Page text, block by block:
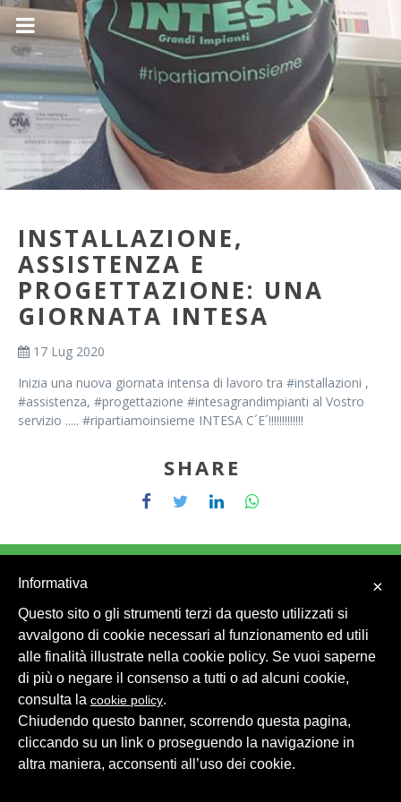
INSTALLAZIONE,
ASSISTENZA E
PROGETTAZIONE: UNA
GIORNATA INTESA
17 Lug 2020
Inizia una nuova giornata intensa di lavoro tra #installazioni ,
#assistenza, #progettazione #intesagrandimpianti al Vostro
servizio ..... #ripartiamoinsieme INTESA C´E´!!!!!!!!!!!!!
SHARE
© 2026 Intesa Grandi Impianti Srl Dati Personali
×
Informativa
Questo sito o gli strumenti terzi da questo utilizzati si
avvalgono di cookie necessari al funzionamento ed utili
alle finalità illustrate nella cookie policy. Se vuoi saperne
di più o negare il consenso a tutti o ad alcuni cookie,
consulta la cookie policy.
Chiudendo questo banner, scorrendo questa pagina,
cliccando su un link o proseguendo la navigazione in
altra maniera, acconsenti all’uso dei cookie.